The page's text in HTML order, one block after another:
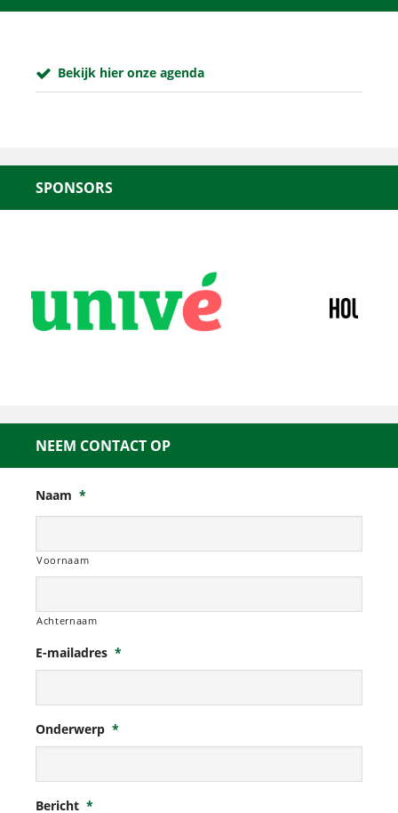
Bekijk hier onze agenda
SPONSORS
NEEM CONTACT OP
Naam *
Voornaam
Achternaam
E-mailadres *
Onderwerp *
Bericht *